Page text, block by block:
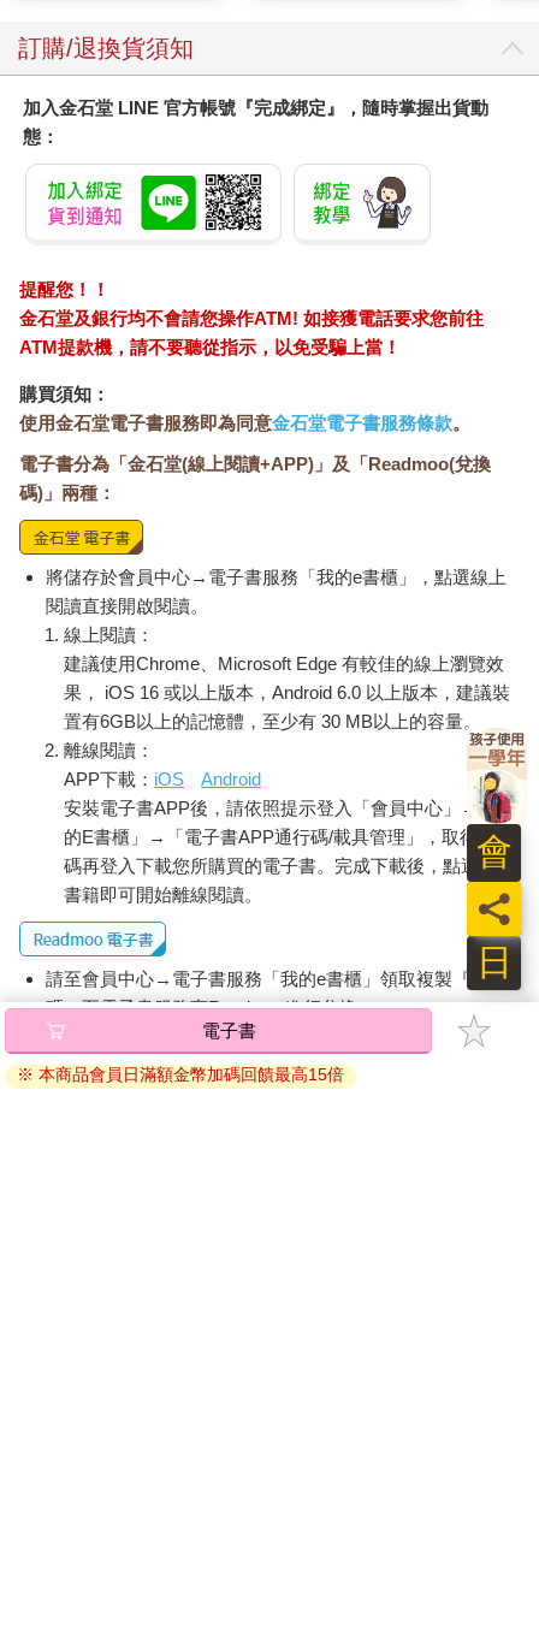
訂購/退換貨須知
加入金石堂 LINE 官方帳號『完成綁定』，隨時掌握出貨動
態：
提醒您！！
金石堂及銀行均不會請您操作ATM! 如接獲電話要求您前往
ATM提款機，請不要聽從指示，以免受騙上當！
購買須知：
使用金石堂電子書服務即為同意金石堂電子書服務條款。
電子書分為「金石堂(線上閱讀+APP)」及「Readmoo(兌換
碼)」兩種：
將儲存於會員中心→電子書服務「我的e書櫃」，點選線上
閱讀直接開啟閱讀。
線上閱讀：
建議使用Chrome、Microsoft Edge 有較佳的線上瀏覽效
果， iOS 16 或以上版本，Android 6.0 以上版本，建議裝
置有6GB以上的記憶體，至少有 30 MB以上的容量。
離線閱讀：
APP下載： iOS
Android
安裝電子書APP後，請依照提示登入「會員中心」→「我
的E書櫃」→「電子書APP通行碼/載具管理」，取得通行
碼再登入下載您所購買的電子書。完成下載後，點選任一
書籍即可開始離線閱讀。
請至會員中心→電子書服務「我的e書櫃」領取複製『兌換
碼』至電子書服務商Readmoo進行兌換。
退換貨須知：
因版權保護，您在金石堂所購買的電子書僅能以金石堂專屬
電子書
※ 本商品會員日滿額金幣加碼回饋最高15倍
日
員
會